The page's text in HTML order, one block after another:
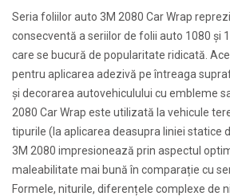
Folie termo transfer
Seria foliilor auto 3M 2080 Car Wrap
consecventă a seriilor de folii auto 1080 și
care se bucură de popularitate ridicată.
pentru aplicarea adezivă pe întreaga
și decorarea autovehiculului cu embleme
2080 Car Wrap este utilizată la vehicule
tipurile (la aplicarea deasupra liniei statice
3M 2080 impresionează prin aspectul
maleabilitate mai bună în comparație cu
Formele, niturile, diferențele complexe de